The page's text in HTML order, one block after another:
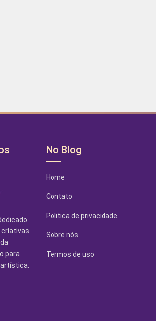
para
No Blog
Home
Contato
Politica de privacidade
Sobre nós
Termos de uso